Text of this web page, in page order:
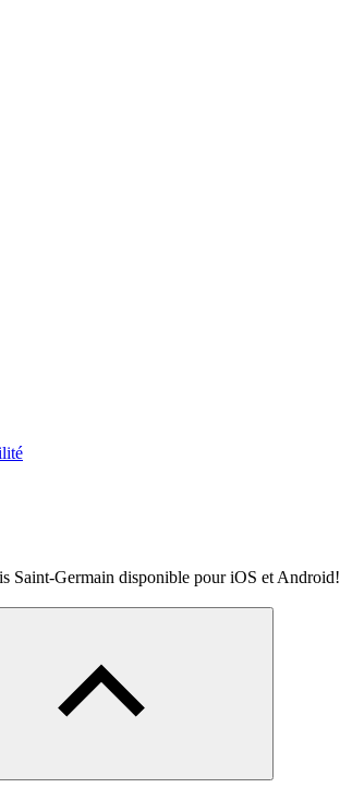
Saint-Germain disponible pour iOS et Android!